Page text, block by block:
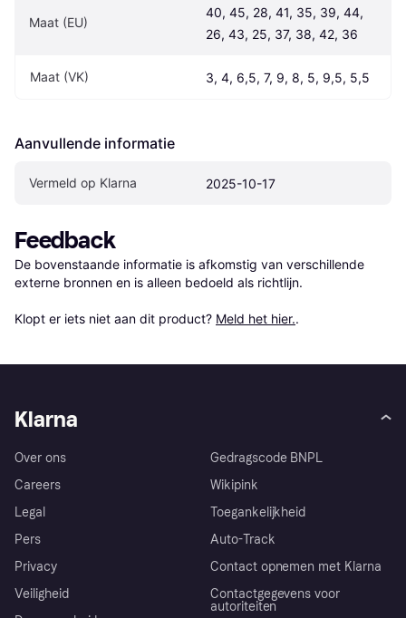
Maat (EU)
40, 45, 28, 41, 35, 39, 44,
26, 43, 25, 37, 38, 42, 36
Maat (VK) 3, 4, 6,5, 7, 9, 8, 5, 9,5, 5,5
Aanvullende informatie
Vermeld op Klarna 2025-10-17
Feedback
De bovenstaande informatie is afkomstig van verschillende
externe bronnen en is alleen bedoeld als richtlijn.
Klopt er iets niet aan dit product? Meld het hier..
Klarna
Over ons
Careers
Legal
Pers
Privacy
Veiligheid
Gedragscode BNPL
Wikipink
Toegankelijkheid
Auto-Track
Contact opnemen met Klarna
Contactgegevens voor
autoriteiten